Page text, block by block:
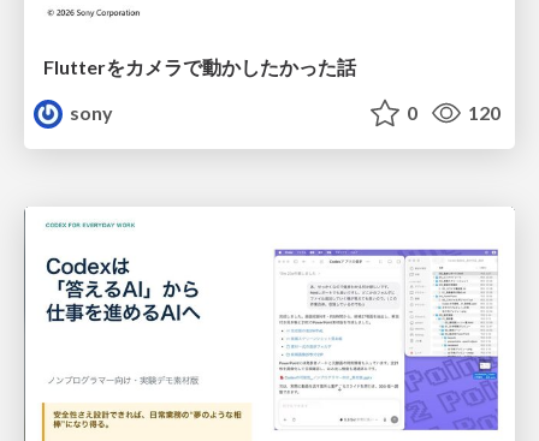
Flutterをカメラで動かしたかった話
sony
0 120